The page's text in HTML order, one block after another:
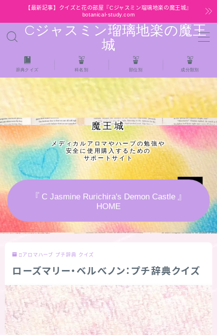
【最新記事】クイズと花の部屋『Cジャスミン瑠璃地楽の魔王城』
botanical-study.com
Cジャスミン瑠璃地楽の魔王
城
MENU
HOME
【最新】クイズと花の部屋
★全種/アロマハーブスパイス基材 プチ辞典ク
イズ＆プチ辞典
★アロマ検定＋αクイズ
★アロマハーブ傾向チェック
秘密部屋
お知らせ
公式ウェブサイト『Botanical Study』
辞典クイズ 科名別 部位別 成分類別
魔王城
メディカルアロマやハーブの勉強や
安全に使用購入するための
サポートサイト
『 C Jasmine Rurichira's Demon Castle 』
HOME
□アロマハーブ プチ辞典 クイズ
ローズマリー・ベルべノン：プチ辞典クイズ